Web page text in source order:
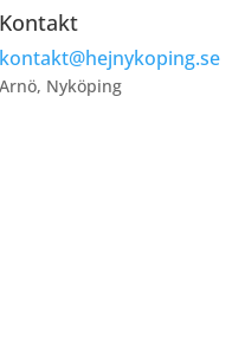
Kontakt
kontakt@hejnykoping.se
Arnö, Nyköping